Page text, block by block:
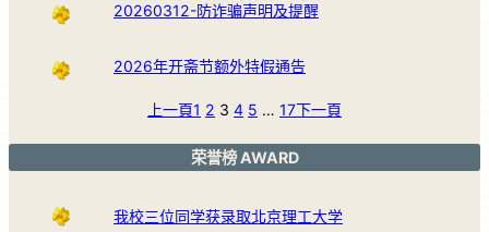
20260312-防诈骗声明及提醒
2026年开斋节额外特假通告
上一頁1 2 3 4 5 … 17下一頁
荣誉榜 AWARD
我校三位同学获录取北京理工大学